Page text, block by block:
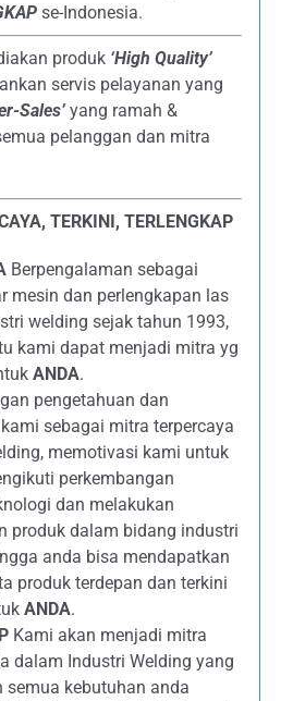
se-Indonesia.
produk ‘High Quality’
servis pelayanan yang
Sales’yang ramah &
pelanggan dan mitra
TERKINI, TERLENGKAP
Berpengalaman sebagai
mesin dan perlengkapan las
welding sejak tahun 1993,
kami dapat menjadi mitra yg
ANDA.
pengetahuan dan
sebagai mitra terpercaya
memotivasi kami untuk
perkembangan
dan melakukan
produk dalam bidang industri
anda bisa mendapatkan
produk terdepan dan terkini
ANDA.
Kami akan menjadi mitra
dalam Industri Welding yang
semua kebutuhan anda